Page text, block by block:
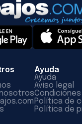
Ayuda
Ayuda
Aviso legal
Política de
Política de